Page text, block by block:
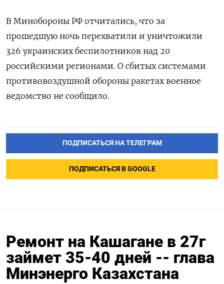
В Минобороны РФ отчитались, что за
прошедшую ночь перехватили и уничтожили
326 украинских беспилотников над 20
российскими регионами. О сбитых системами
противовоздушной обороны ракетах военное
ведомство не сообщило.
ПОДПИСАТЬСЯ НА ТЕЛЕГРАМ
ПОДПИСАТЬСЯ В GOOGLE
Ремонт на Кашагане в 27г
займет 35-40 дней -- глава
Минэнерго Казахстана